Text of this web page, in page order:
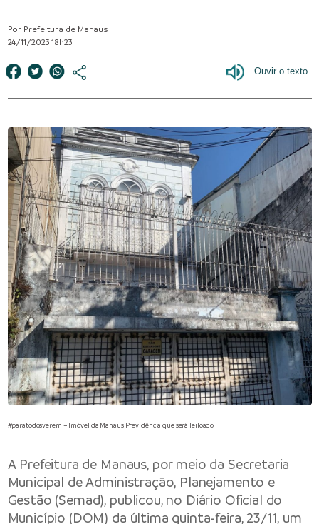
Por Prefeitura de Manaus
24/11/2023 18h23
#paratodosverem – Imóvel da Manaus Previdência que será leiloado
A Prefeitura de Manaus, por meio da Secretaria
Municipal de Administração, Planejamento e
Gestão (Semad), publicou, no Diário Oficial do
Município (DOM) da última quinta-feira, 23/11, um